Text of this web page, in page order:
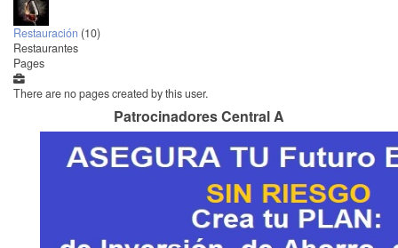
Restauración (10)
Restaurantes
Pages
There are no pages created by this user.
Patrocinadores Central A